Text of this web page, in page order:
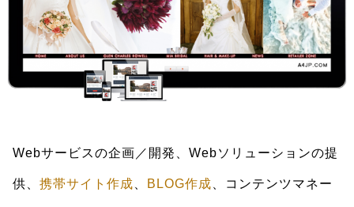
Webサービスの企画／開発、Webソリューションの提
供、 携帯サイト作成 BLOG作成 、コンテンツマネー